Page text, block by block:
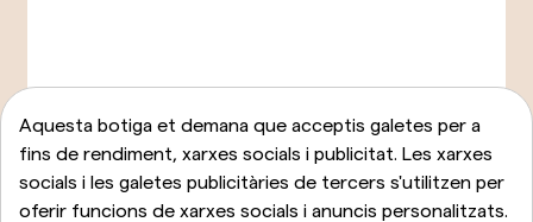
Aquesta botiga et demana que acceptis galetes per a
fins de rendiment, xarxes socials i publicitat. Les xarxes
socials i les galetes publicitàries de tercers s'utilitzen per
oferir funcions de xarxes socials i anuncis personalitzats.